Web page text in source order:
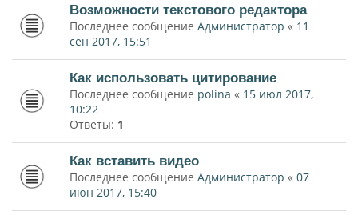
Возможности текстового редактора
Последнее сообщение Администратор « 11
сен 2017, 15:51
Как использовать цитирование
Последнее сообщение polina « 15 июл 2017,
10:22
Ответы: 1
Как вставить видео
Последнее сообщение Администратор « 07
июн 2017, 15:40